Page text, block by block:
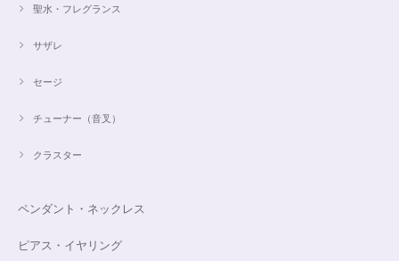
聖水・フレグランス
サザレ
セージ
チューナー（音叉）
クラスター
ペンダント・ネックレス
ピアス・イヤリング